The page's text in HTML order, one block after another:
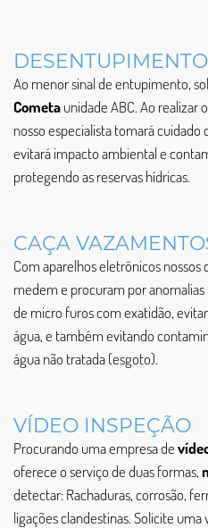
DESENTUPIMENTO
Ao menor sinal de entupimento,
Cometaunidade ABC. Ao realizar
nosso especialista tomará
evitará impacto ambiental e
protegendo as reservas hídricas.
CAÇA
Com aparelhos eletrônicos nossos
medem e procuram por
de micro furos com exatidão,
água, e também evitando
água não tratada (esgoto).
VÍDEO INSPEÇÃO
Procurando uma empresa de
oferece o serviço de duas formas,
detectar: Rachaduras, corrosão,
ligações clandestinas. Solicite